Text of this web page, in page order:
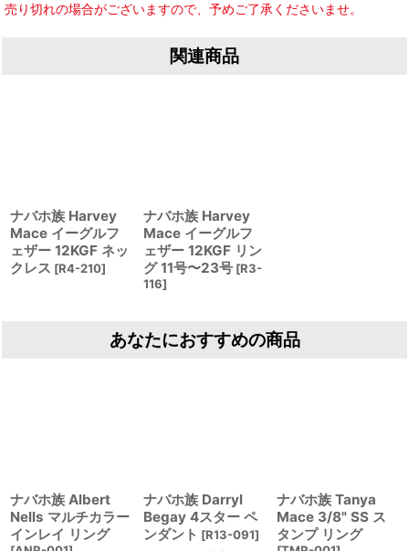
売り切れの場合がございますので、予めご了承くださいませ。
関連商品
ナバホ族 Harvey
Mace イーグルフ
ェザー 12KGF ネッ
クレス [R4-210]
ナバホ族 Harvey
Mace イーグルフ
ェザー 12KGF リン
グ 11号〜23号 [R3-
116]
あなたにおすすめの商品
ナバホ族 Albert
Nells マルチカラー
インレイ リング
ナバホ族 Darryl
Begay 4スター ペ
ンダント [R13-091]
ナバホ族 Tanya
Mace 3/8" SS ス
タンプ リング